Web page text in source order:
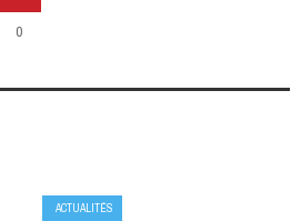
0
ACTUALITÉS